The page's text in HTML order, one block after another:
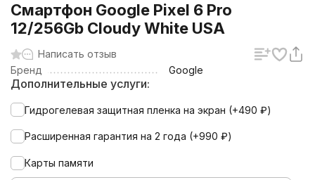
Смартфон Google Pixel 6 Pro
12/256Gb Сloudy White USA
Написать отзыв
Бренд
Google
Дополнительные услуги:
Гидрогелевая защитная пленка на экран (+490 ₽)
Расширенная гарантия на 2 года (+990 ₽)
Карты памяти